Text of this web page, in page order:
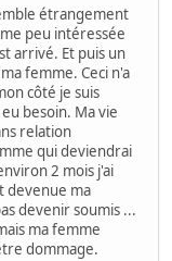
étrangement
peu intéressée
arrivé. Et puis un
femme. Ceci n'a
côté je suis
besoin. Ma vie
relation
qui deviendrai
2 mois j'ai
devenue ma
devenir soumis ...
ma femme
dommage.